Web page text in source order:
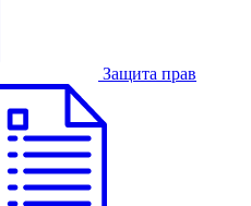
Защита прав